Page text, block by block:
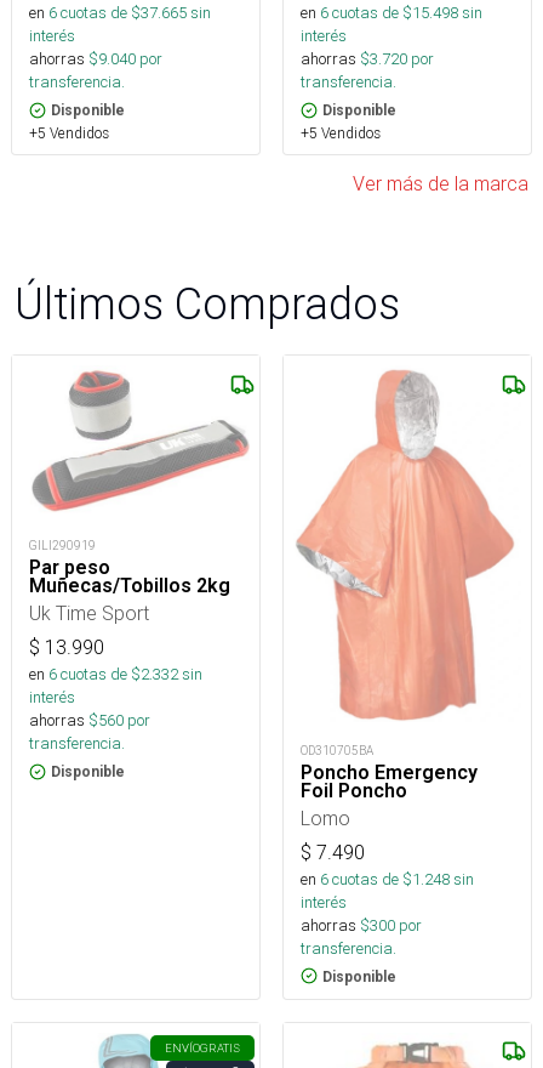
en 6cuotas de $37.665sin
interés
ahorras $9.040 por
transferencia.
Disponible
+5 Vendidos
en 6cuotas de $15.498sin
interés
ahorras $3.720 por
transferencia.
Disponible
+5 Vendidos
Ver más de la marca
Últimos Comprados
GILI290919
Par peso
Muñecas/Tobillos 2kg
Uk Time Sport
$ 13.990
en 6cuotas de $2.332sin
interés
ahorras $560 por
transferencia.
Disponible
OD310705BA
Poncho Emergency
Foil Poncho
Lomo
$ 7.490
en 6cuotas de $1.248sin
interés
ahorras $300 por
transferencia.
Disponible
ENVÍOGRATIS